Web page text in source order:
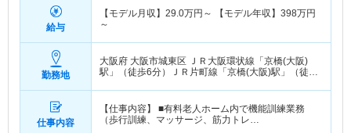
給与
【モデル月収】 29.0万円～ 【モデル年収】 398万円
～
勤務地
大阪府 大阪市城東区 ＪＲ大阪環状線「京橋(大阪)
駅」（徒歩6分）ＪＲ片町線「京橋(大阪)駅」（徒歩
仕事内容
【仕事内容】 ■有料老人ホーム内で機能訓練業務
（歩行訓練、マッサージ、筋力トレ…